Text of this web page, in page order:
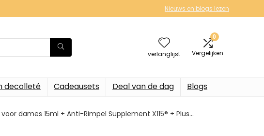
Nieuws en blogs lezen
verlanglijst
0
Vergelijken
decolleté Cadeausets Deal van de dag Blogs
dames 15ml + Anti-Rimpel Supplement X115® + Plus…